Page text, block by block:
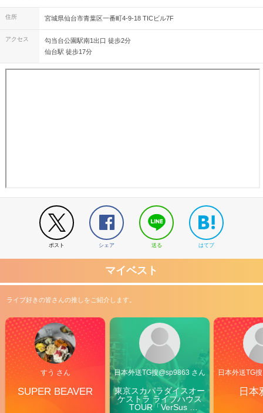
住所 宮城県仙台市青葉区一番町4-9-18 TICビル7F
アクセス
勾当台公園駅南1出口 徒歩2分
仙台駅 徒歩17分
ポスト シェア 送る はてブ
マイベスト
ライブ好きの皆さんの推しをご紹介します。
すう さん
SUPER BEAVER
日本外送TG搜@sp9863 さん
東京スカパラダイスオー
ケストラ ライブハウス
TOUR「VerSus
日本外送TG
日本